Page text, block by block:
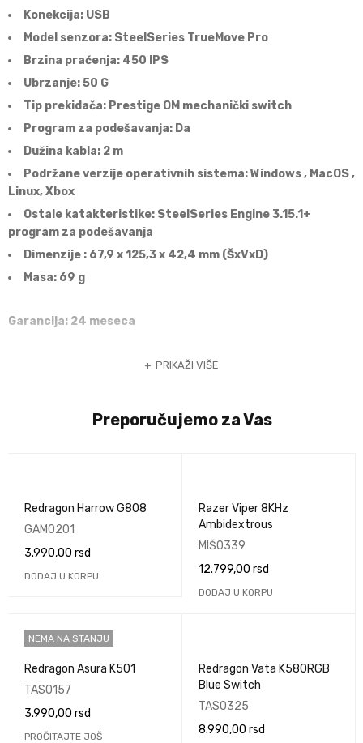
Konekcija: USB
Model senzora: SteelSeries TrueMove Pro
Brzina praćenja: 450 IPS
Ubrzanje: 50 G
Tip prekidača: Prestige OM mechanički switch
Program za podešavanja: Da
Dužina kabla: 2 m
Podržane verzije operativnih sistema: Windows , MacOS ,
Linux, Xbox
Ostale katakteristike: SteelSeries Engine 3.15.1+
program za podešavanja
Dimenzije : 67,9 x 125,3 x 42,4 mm (ŠxVxD)
Masa: 69 g
Garancija: 24 meseca
PRIKAŽI VIŠE
Preporučujemo za Vas
Redragon Harrow G808
GAM0201
3.990,00 rsd
DODAJ U KORPU
Razer Viper 8KHz
Ambidextrous
MIŠ0339
12.799,00 rsd
DODAJ U KORPU
NEMA NA STANJU
Redragon Asura K501
TAS0157
3.990,00 rsd
PROČITAJTE JOŠ
Redragon Vata K580RGB
Blue Switch
TAS0325
8.990,00 rsd